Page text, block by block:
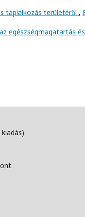
táplálkozás területéről ,
egészségmagatartás